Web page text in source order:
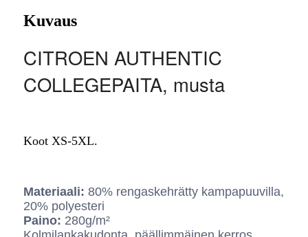
Kuvaus
CITROEN AUTHENTIC
COLLEGEPAITA, musta
Koot XS-5XL.
Materiaali: 80% rengaskehrätty kampapuuvilla,
20% polyesteri
Paino: 280g/m²